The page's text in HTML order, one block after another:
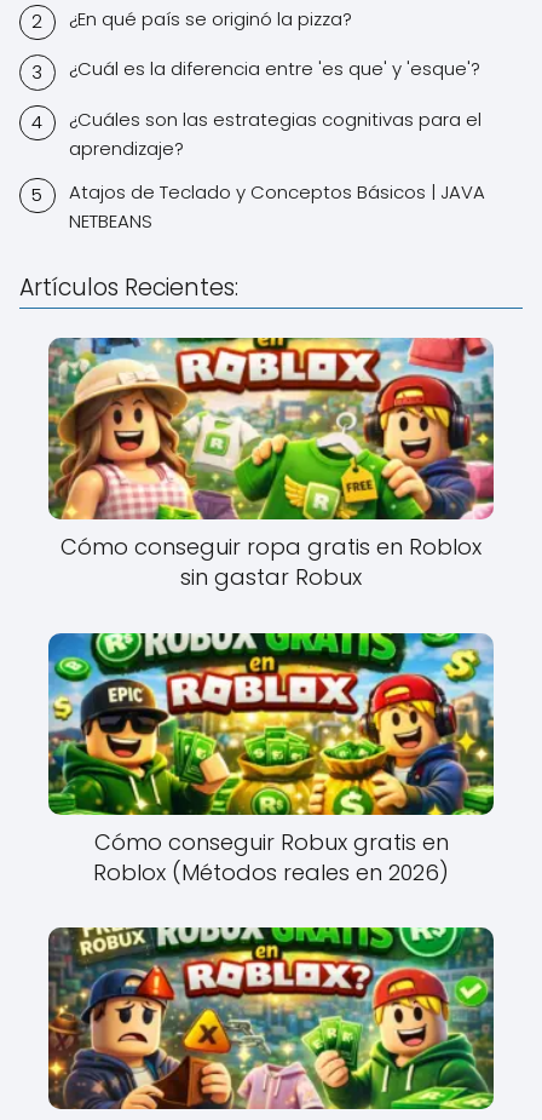
¿En qué país se originó la pizza?
¿Cuál es la diferencia entre 'es que' y 'esque'?
¿Cuáles son las estrategias cognitivas para el
aprendizaje?
Atajos de Teclado y Conceptos Básicos | JAVA
NETBEANS
Artículos Recientes:
Cómo conseguir ropa gratis en Roblox
sin gastar Robux
Cómo conseguir Robux gratis en
Roblox (Métodos reales en 2026)